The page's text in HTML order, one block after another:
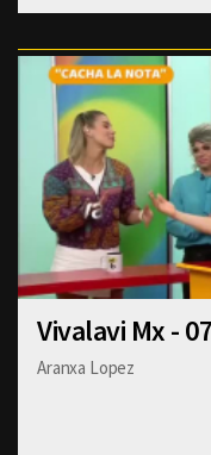
Vivalavi Mx -
Aranxa Lopez